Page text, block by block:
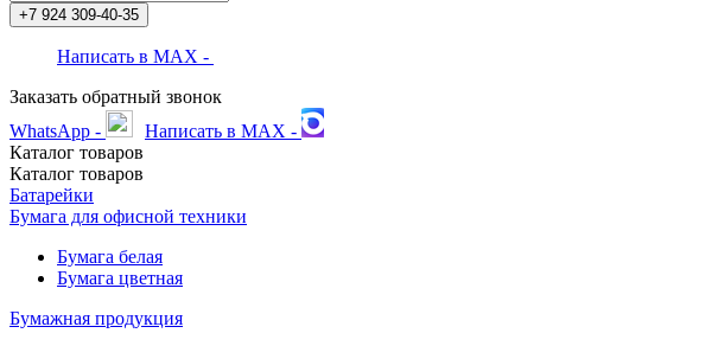
+7 924 309-40-35
Написать в MAX -
Заказать обратный звонок
WhatsApp -
Написать в MAX -
Каталог товаров
Каталог товаров
Батарейки
Бумага для офисной техники
Бумага белая
Бумага цветная
Бумажная продукция